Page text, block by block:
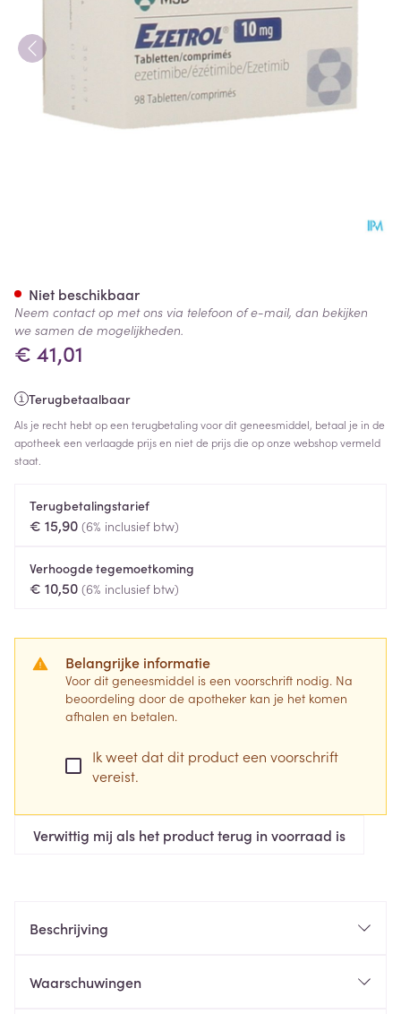
€ 41,01
Terugbetaalbaar
Als je recht hebt op een terugbetaling voor dit geneesmiddel, betaal je in de
apotheek een verlaagde prijs en niet de prijs die op onze webshop vermeld
staat.
Terugbetalingstarief
€ 15,90 (6% inclusief btw)
Verhoogde tegemoetkoming
€ 10,50 (6% inclusief btw)
Belangrijke informatie
Voor dit geneesmiddel is een voorschrift nodig. Na
beoordeling door de apotheker kan je het komen
afhalen en betalen.
Ik weet dat dit product een voorschrift
vereist.
Verwittig mij als het product terug in voorraad is
Niet beschikbaar
Neem contact op met ons via telefoon of e-mail, dan bekijken
we samen de mogelijkheden.
Beschrijving
Waarschuwingen